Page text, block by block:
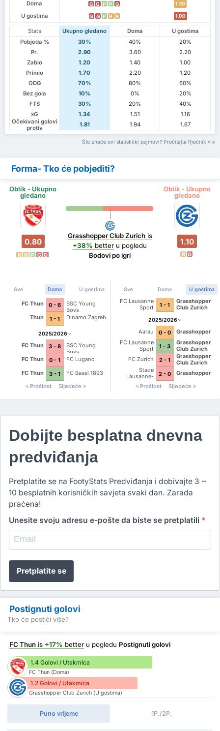
Doma G G P P G 1.20
U gostima G G P R R 1.00
Stats Ukupno gledano Doma
U gostima
Pobjeda %
30% 40%
20%
Pr.
2.90 3.60
2.20
Zabio
1.20 1.40
1.00
Primio
1.70 2.20
1.20
ODG
70% 80%
60%
Bez gola
10% 0%
20%
FTS
30% 20%
40%
xG
1.34 1.51
1.16
Očekivani golovi
protiv
1.81 1.94 1.67
Što znače ovi statistički pojmovi? Pročitajte Rječnik
Forma- Tko će pobjediti?
Oblik - Ukupno
gledano
Oblik - Ukupno
gledano
0.80
R R P G G
Grasshopper Club Zurichis
+38% better u pogledu
Bodovi po igri
1.10
R G
Sve Doma U gostima
FC Thun 0 - 6
BSC Young
Boys
Thun
1 - 1 Dinamo Zagreb
2025/2026
FC Thun 3 - 8
BSC Young
Boys
FC Thun
0 - 1
FC Lugano
FC Thun
3 - 1
FC Basel 1893
Prošlost
Sljedeće
Sve Doma U gostima
FC Lausanne
Sport
1 - 1
Grasshopper
Club Zurich
2025/2026
Aarau 0 - 0
Grasshopper
FC Lausanne
Sport
1 - 3
Grasshopper
Club Zurich
FC Zurich
2 - 1
Grasshopper
Club Zurich
Stade
Lausanne-
Ouchy
2 - 0
Grasshopper
Prošlost
Sljedeće
Dobijte besplatna dnevna
predviđanja
Pretplatite se na FootyStats Predviđanja i dobivajte 3 ~
10 besplatnih korisničkih savjeta svaki dan. Zarada
praćena!
Unesite svoju adresu e-pošte da biste se pretplatili *
Pretplatite se
Postignuti golovi
Tko će postići više?
FC Thun is +17% better u pogledu Postignuti golovi
1.4 Golovi / Utakmica
FC Thun (Doma)
1.2 Golovi / Utakmica
Grasshopper Club Zurich (U gostima)
Puno vrijeme 1P./2P.